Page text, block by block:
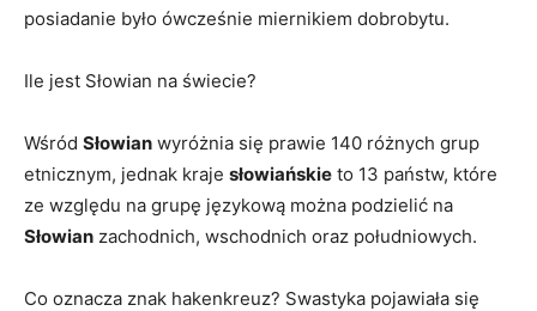
posiadanie było ówcześnie miernikiem dobrobytu.
Ile jest Słowian na świecie?
Wśród Słowian wyróżnia się prawie 140 różnych grup
etnicznym, jednak kraje słowiańskie to 13 państw, które
ze względu na grupę językową można podzielić na
Słowian zachodnich, wschodnich oraz południowych.
Co oznacza znak hakenkreuz? Swastyka pojawiała się